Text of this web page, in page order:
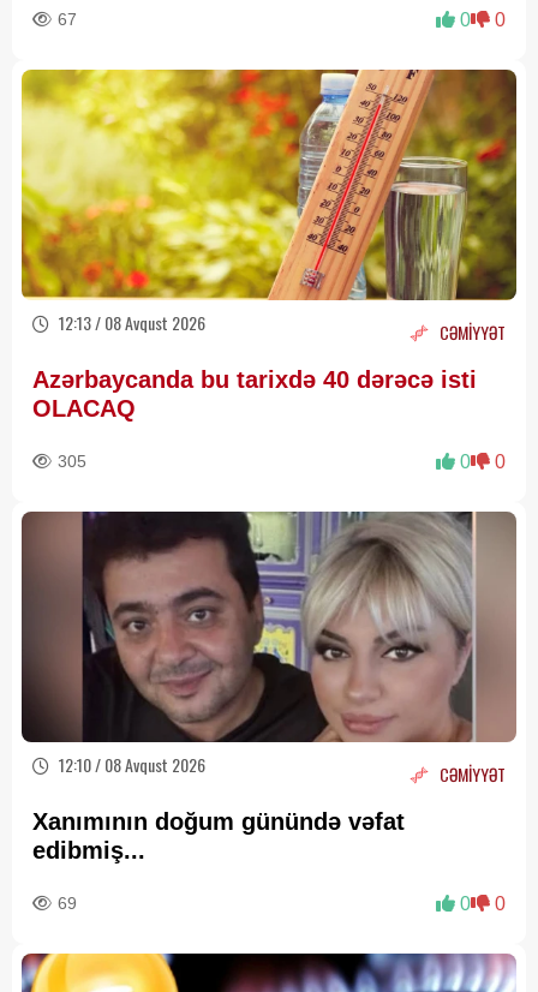
67 0 0
12:13 / 08 Avqust 2026 CƏMİYYƏT
Azərbaycanda bu tarixdə 40 dərəcə isti
OLACAQ
305 0 0
12:10 / 08 Avqust 2026 CƏMİYYƏT
Xanımının doğum günündə vəfat
edibmiş...
69 0 0